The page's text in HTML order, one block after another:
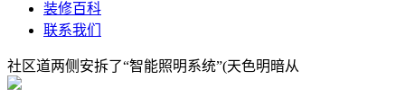
装修百科
联系我们
社区道两侧安拆了“智能照明系统”(天色明暗从